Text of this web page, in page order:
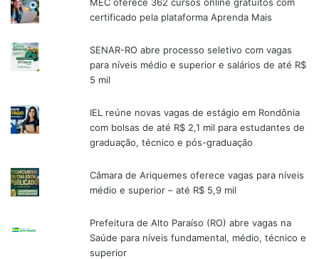
certificado pela plataforma Aprenda Mais
SENAR-RO abre processo seletivo com vagas
para níveis médio e superior e salários de até R$
5 mil
IEL reúne novas vagas de estágio em Rondônia
com bolsas de até R$ 2,1 mil para estudantes de
graduação, técnico e pós-graduação
Câmara de Ariquemes oferece vagas para níveis
médio e superior – até R$ 5,9 mil
Prefeitura de Alto Paraíso (RO) abre vagas na
Saúde para níveis fundamental, médio, técnico e
superior